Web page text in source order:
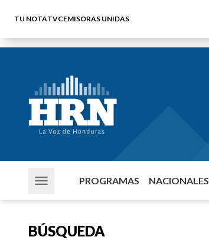
TU NOTATVCEMISORAS UNIDAS
PROGRAMAS NACIONALES
BÚSQUEDA